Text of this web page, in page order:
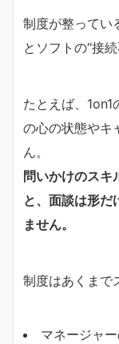
制度が整ってい
とソフトの“接
たとえば、
の心の状態やキ
ん。
問いかけのスキ
と、面談は形だ
ません。
制度はあくまで
マネージャ